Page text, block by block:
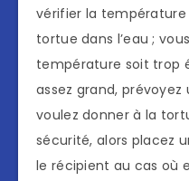
vérifier la
tortue dans l’eau ;
température soit trop
assez grand, prévoyez
voulez donner à la
sécurité, alors placez
le récipient au cas où